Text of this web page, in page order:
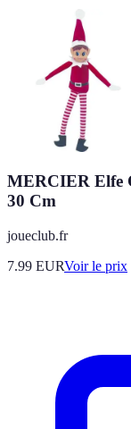
MERCIER Elfe
30 Cm
joueclub.fr
7.99 EURVoir le prix